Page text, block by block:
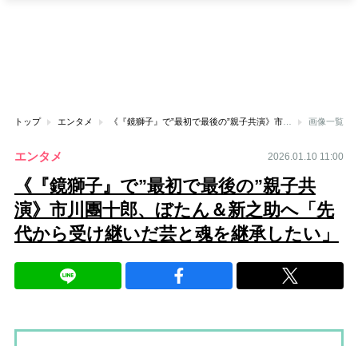
トップ エンタメ 《『鏡獅子』で”最初で最後の”親子共演》市川團十郎、ぼたん＆新之助へ「先代から受け継いだ芸と魂を継承したい」 画像一覧
エンタメ 2026.01.10 11:00
《『鏡獅子』で”最初で最後の”親子共
演》市川團十郎、ぼたん＆新之助へ「先
代から受け継いだ芸と魂を継承したい」